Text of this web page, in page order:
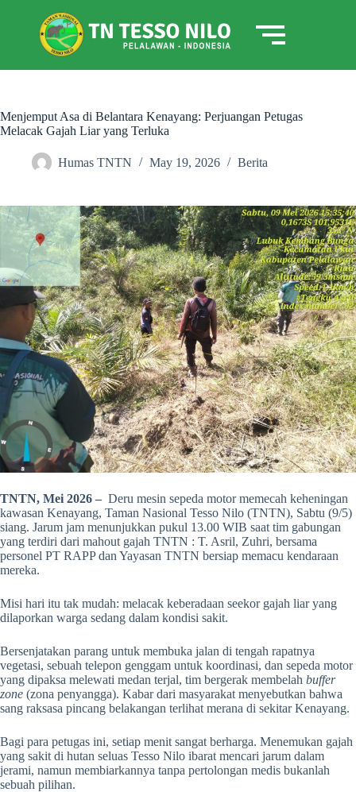
Menjemput Asa di Belantara Kenayang: Perjuangan Petugas
Melacak Gajah Liar yang Terluka
Humas TNTN May 19, 2026 Berita
TNTN, Mei 2026 – Deru mesin sepeda motor memecah keheningan
kawasan Kenayang, Taman Nasional Tesso Nilo (TNTN), Sabtu (9/5)
siang. Jarum jam menunjukkan pukul 13.00 WIB saat tim gabungan
yang terdiri dari mahout gajah TNTN : T. Asril, Zuhri, bersama
personel PT RAPP dan Yayasan TNTN bersiap memacu kendaraan
mereka.
Misi hari itu tak mudah: melacak keberadaan seekor gajah liar yang
dilaporkan warga sedang dalam kondisi sakit.
Bersenjatakan parang untuk membuka jalan di tengah rapatnya
vegetasi, sebuah telepon genggam untuk koordinasi, dan sepeda motor
yang dipaksa melewati medan terjal, tim bergerak membelah buffer
zone (zona penyangga). Kabar dari masyarakat menyebutkan bahwa
sang raksasa pincang belakangan terlihat merana di sekitar Kenayang.
Bagi para petugas ini, setiap menit sangat berharga. Menemukan gajah
yang sakit di hutan seluas Tesso Nilo ibarat mencari jarum dalam
jerami, namun membiarkannya tanpa pertolongan medis bukanlah
sebuah pilihan.